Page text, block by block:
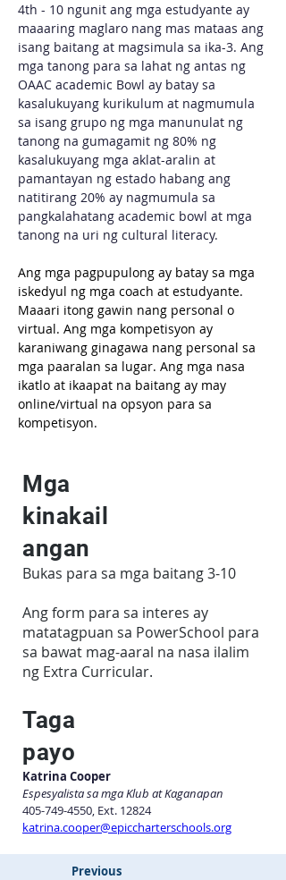
4th - 10 ngunit ang mga estudyante ay
maaaring maglaro nang mas mataas ang
isang baitang at magsimula sa ika-3. Ang
mga tanong para sa lahat ng antas ng
OAAC academic Bowl ay batay sa
kasalukuyang kurikulum at nagmumula
sa isang grupo ng mga manunulat ng
tanong na gumagamit ng 80% ng
kasalukuyang mga aklat-aralin at
pamantayan ng estado habang ang
natitirang 20% ay nagmumula sa
pangkalahatang academic bowl at mga
tanong na uri ng cultural literacy.
Ang mga pagpupulong ay batay sa mga
iskedyul ng mga coach at estudyante.
Maaari itong gawin nang personal o
virtual. Ang mga kompetisyon ay
karaniwang ginagawa nang personal sa
mga paaralan sa lugar. Ang mga nasa
ikatlo at ikaapat na baitang ay may
online/virtual na opsyon para sa
kompetisyon.
Mga
kinakail
angan
Bukas para sa mga baitang 3-10
Ang form para sa interes ay
matatagpuan sa PowerSchool para
sa bawat mag-aaral na nasa ilalim
ng Extra Curricular.
Taga
payo
Katrina Cooper
Espesyalista sa mga Klub at Kaganapan
405-749-4550, Ext. 12824
katrina.cooper@epiccharterschools.org
Previous